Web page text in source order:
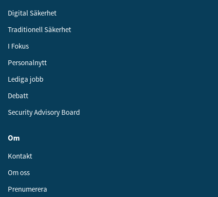
Digital Säkerhet
Traditionell Säkerhet
I Fokus
Personalnytt
Lediga jobb
Debatt
Security Advisory Board
Om
Kontakt
Om oss
Prenumerera